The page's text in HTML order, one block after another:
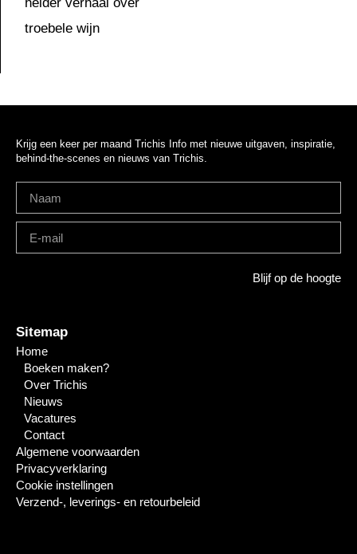
Krijg een keer per maand Trichis Info met nieuwe uitgaven, inspiratie,
behind-the-scenes en nieuws van Trichis.
Blijf op de hoogte
Sitemap
Home
Boeken maken?
Over Trichis
Nieuws
Vacatures
Contact
Algemene voorwaarden
Privacyverklaring
Cookie instellingen
Verzend-, leverings- en retourbeleid